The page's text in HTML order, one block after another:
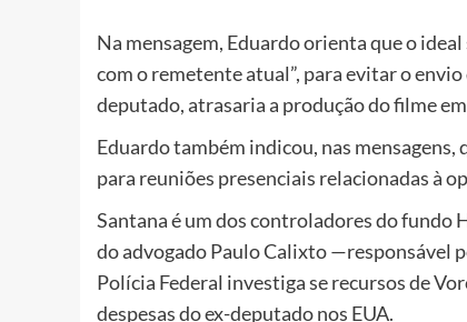
Na mensagem, Eduardo orienta que o
com o remetente atual”, para evitar o
deputado, atrasaria a produção do filme em
Eduardo também indicou, nas
para reuniões presenciais relacionadas à
Santana é um dos controladores do fundo
do advogado Paulo Calixto —responsável
Polícia Federal investiga se recursos de
despesas do ex-deputado nos EUA.